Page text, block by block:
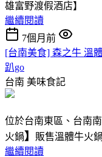
雄富野渡假酒店】
繼續閱讀
7個月前
[台南美食] 森之牛 溫
趴go
台南 美味食記
位於台南東區、台南
火鍋】
販售溫體牛火
繼續閱讀